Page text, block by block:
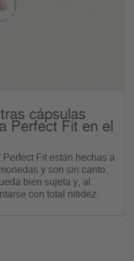
cápsulas
Perfect Fit en el
Perfect Fit están hechas a
y son sin canto.
bien sujeta y, al
con total nitidez.